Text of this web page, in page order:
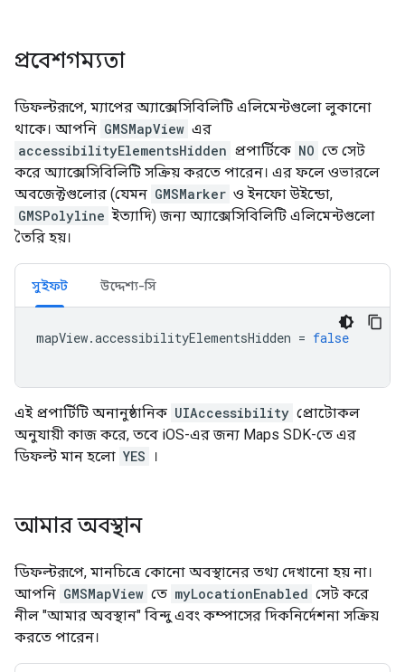
প্রবেশগম্যতা
ডিফল্টরূপে, ম্যাপের অ্যাক্সেসিবিলিটি এলিমেন্টগুলো লুকানো
থাকে। আপনি GMSMapView এর
accessibilityElementsHidden প্রপার্টিকে NO তে সেট
করে অ্যাক্সেসিবিলিটি সক্রিয় করতে পারেন। এর ফলে ওভারলে
অবজেক্টগুলোর (যেমন GMSMarker ও ইনফো উইন্ডো,
GMSPolyline ইত্যাদি) জন্য অ্যাক্সেসিবিলিটি এলিমেন্টগুলো
তৈরি হয়।
সুইফট উদ্দেশ্য-সি
mapView.accessibilityElementsHidden = false
এই প্রপার্টিটি অনানুষ্ঠানিক UIAccessibility প্রোটোকল
অনুযায়ী কাজ করে, তবে iOS-এর জন্য Maps SDK-তে এর
ডিফল্ট মান হলো YES ।
আমার অবস্থান
ডিফল্টরূপে, মানচিত্রে কোনো অবস্থানের তথ্য দেখানো হয় না।
আপনি GMSMapView তে myLocationEnabled সেট করে
নীল "আমার অবস্থান" বিন্দু এবং কম্পাসের দিকনির্দেশনা সক্রিয়
করতে পারেন।